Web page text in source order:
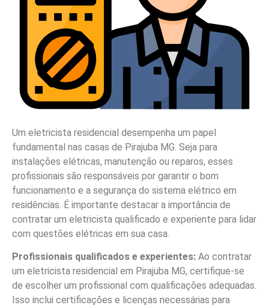
Um eletricista residencial desempenha um papel
fundamental nas casas de Pirajuba MG. Seja para
instalações elétricas, manutenção ou reparos, esses
profissionais são responsáveis por garantir o bom
funcionamento e a segurança do sistema elétrico em
residências. É importante destacar a importância de
contratar um eletricista qualificado e experiente para lidar
com questões elétricas em sua casa.
Profissionais qualificados e experientes: Ao contratar
um eletricista residencial em Pirajuba MG, certifique-se
de escolher um profissional com qualificações adequadas.
Isso inclui certificações e licenças necessárias para